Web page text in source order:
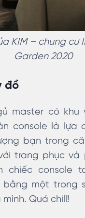
KIM – chung cư
Garden 2020
đồ
master có khu
console là lựa
bạn trong
trang phục và
chiếc console
bằng một trong
Quá chill!